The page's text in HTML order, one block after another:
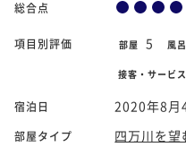
総合点
項目別評価 部屋 5 風呂
接客・サービス
宿泊日 2020年8月
部屋タイプ
四万川を